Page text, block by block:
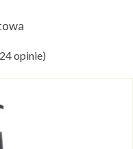
24opinie)